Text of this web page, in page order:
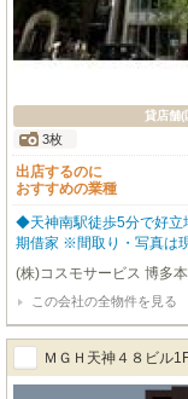
貸店舗(
3枚
出店するのに
おすすめの業種
◆天神南駅徒歩5分で好
期借家 ※間取り・写真は
お申し付けください！ 福
い♪
(株)コスモサービス 博多
この会社の全物件を見る
ＭＧＨ天神４８ビル